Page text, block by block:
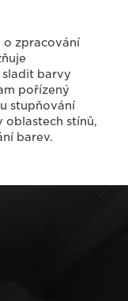
o zpracování
sladit barvy
pořízený
stupňování
oblastech stínů,
barev.